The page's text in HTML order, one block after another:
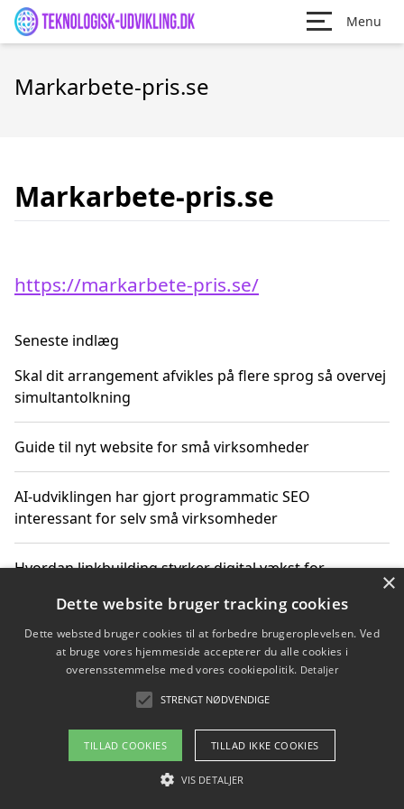
Menu
Markarbete-pris.se
Markarbete-pris.se
https://markarbete-pris.se/
Seneste indlæg
Skal dit arrangement afvikles på flere sprog så overvej
simultantolkning
Guide til nyt website for små virksomheder
AI-udviklingen har gjort programmatic SEO
interessant for selv små virksomheder
Hvordan linkbuilding styrker digital vækst for
Sådan har udviklingen inden for genbrug af elektronik
ændret sig
Copyright 2026 - Pilanto Aps
Om / kontakt
×
Dette website bruger tracking cookies
Dette websted bruger cookies til at forbedre brugeroplevelsen. Ved
at bruge vores hjemmeside accepterer du alle cookies i
overensstemmelse med vores cookiepolitik. Detaljer
STRENGT NØDVENDIGE
TILLAD COOKIES TILLAD IKKE COOKIES
VIS DETALJER